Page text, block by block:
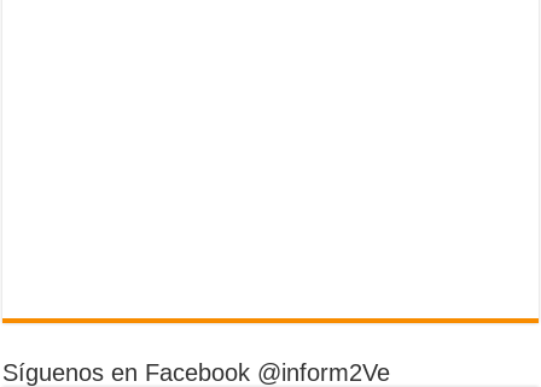
Síguenos en Facebook @inform2Ve